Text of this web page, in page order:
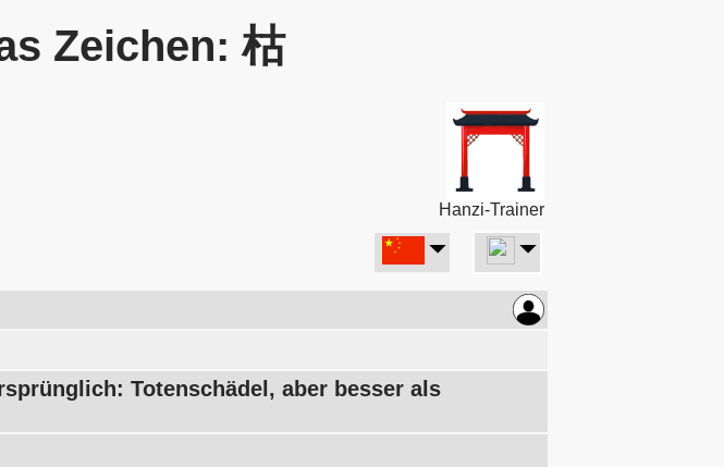
Zeichen: 枯
Hanzi-Trainer
Totenschädel, aber besser als